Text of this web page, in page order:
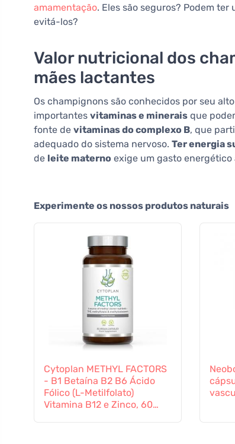
amamentação. Eles são seguros? Podem
evitá-los?
Valor nutricional dos
mães lactantes
Os champignons são conhecidos por seu
importantes vitaminas e minerais que
fonte de vitaminas do complexo B, que
adequado do sistema nervoso. Ter energia
de leite materno exige um gasto energético
Experimente os nossos produtos naturais
Cytoplan METHYL FACTORS
- B1 Betaína B2 B6 Ácido
Fólico (L-Metilfolato)
Vitamina B12 e Zinco, 60